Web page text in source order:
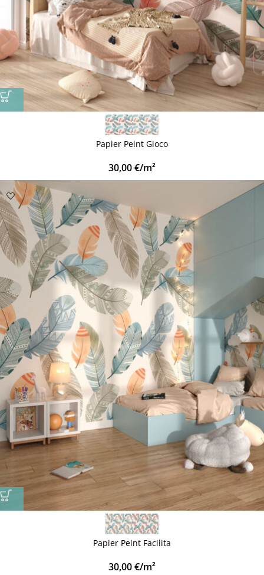
Papier Peint Gioco
30,00€/m²
Papier Peint Facilita
30,00€/m²